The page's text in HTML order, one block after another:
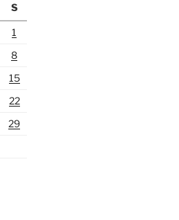
S
1
8
15
22
29